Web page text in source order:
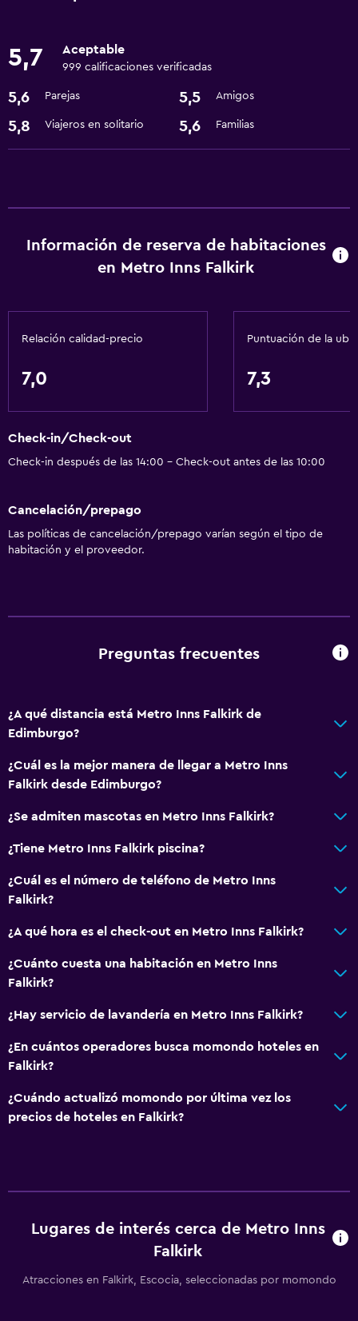
Lavandería
Lavandería
Servicios de lavandería/tintorería
Limpieza diaria
Calefacción
5,7 Aceptable
999 calificaciones verificadas
5,6 Parejas 5,5 Amigos
5,8 Viajeros en solitario 5,6 Familias
Información de reserva de habitaciones
en Metro Inns Falkirk
Relación calidad-precio
7,0
Puntuación de la
7,3
Check-in/Check-out
Check-in después de las 14:00 - Check-out antes de las 10:00
Cancelación/prepago
Las políticas de cancelación/prepago varían según el tipo de
habitación y el proveedor.
Preguntas frecuentes
¿A qué distancia está Metro Inns Falkirk de
Edimburgo?
¿Cuál es la mejor manera de llegar a Metro Inns
Falkirk desde Edimburgo?
¿Se admiten mascotas en Metro Inns Falkirk?
¿Tiene Metro Inns Falkirk piscina?
¿Cuál es el número de teléfono de Metro Inns
Falkirk?
¿A qué hora es el check-out en Metro Inns Falkirk?
¿Cuánto cuesta una habitación en Metro Inns
Falkirk?
¿Hay servicio de lavandería en Metro Inns Falkirk?
¿En cuántos operadores busca momondo hoteles en
Falkirk?
¿Cuándo actualizó momondo por última vez los
precios de hoteles en Falkirk?
Lugares de interés cerca de Metro Inns
Falkirk
Atracciones en Falkirk, Escocia, seleccionadas por momondo